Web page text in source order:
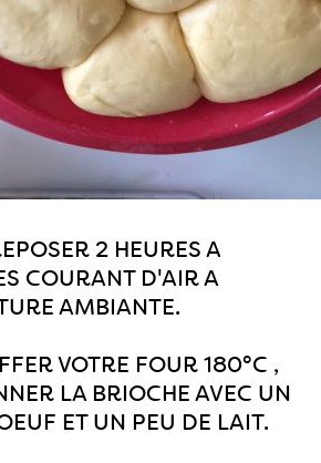
2 HEURES A
COURANT D'AIR A
AMBIANTE.
VOTRE FOUR 180°C ,
LA BRIOCHE AVEC UN
ET UN PEU DE LAIT.